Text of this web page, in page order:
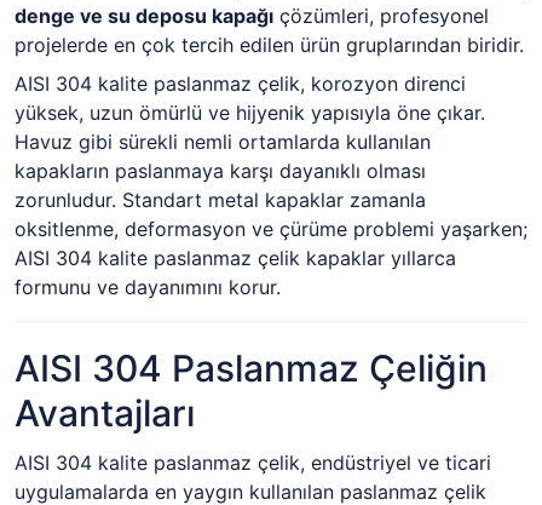
denge ve su deposu kapağı çözümleri, profesyonel
projelerde en çok tercih edilen ürün gruplarından biridir.
AISI 304 kalite paslanmaz çelik, korozyon direnci
yüksek, uzun ömürlü ve hijyenik yapısıyla öne çıkar.
Havuz gibi sürekli nemli ortamlarda kullanılan
kapakların paslanmaya karşı dayanıklı olması
zorunludur. Standart metal kapaklar zamanla
oksitlenme, deformasyon ve çürüme problemi yaşarken;
AISI 304 kalite paslanmaz çelik kapaklar yıllarca
formunu ve dayanımını korur.
AISI 304 Paslanmaz Çeliğin
Avantajları
AISI 304 kalite paslanmaz çelik, endüstriyel ve ticari
uygulamalarda en yaygın kullanılan paslanmaz çelik